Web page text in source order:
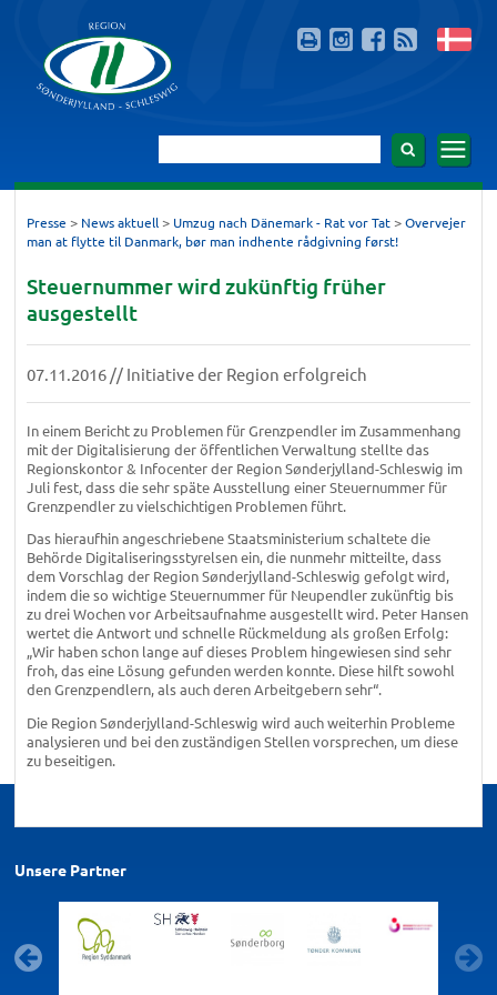
Presse > News aktuell > Umzug nach Dänemark - Rat vor Tat > Overvejer
man at flytte til Danmark, bør man indhente rådgivning først!
Steuernummer wird zukünftig früher
ausgestellt
07.11.2016 // Initiative der Region erfolgreich
In einem Bericht zu Problemen für Grenzpendler im Zusammenhang
mit der Digitalisierung der öffentlichen Verwaltung stellte das
Regionskontor & Infocenter der Region Sønderjylland-Schleswig im
Juli fest, dass die sehr späte Ausstellung einer Steuernummer für
Grenzpendler zu vielschichtigen Problemen führt.
Das hieraufhin angeschriebene Staatsministerium schaltete die
Behörde Digitaliseringsstyrelsen ein, die nunmehr mitteilte, dass
dem Vorschlag der Region Sønderjylland-Schleswig gefolgt wird,
indem die so wichtige Steuernummer für Neupendler zukünftig bis
zu drei Wochen vor Arbeitsaufnahme ausgestellt wird. Peter Hansen
wertet die Antwort und schnelle Rückmeldung als großen Erfolg:
„Wir haben schon lange auf dieses Problem hingewiesen sind sehr
froh, das eine Lösung gefunden werden konnte. Diese hilft sowohl
den Grenzpendlern, als auch deren Arbeitgebern sehr“.
Die Region Sønderjylland-Schleswig wird auch weiterhin Probleme
analysieren und bei den zuständigen Stellen vorsprechen, um diese
zu beseitigen.
Unsere Partner